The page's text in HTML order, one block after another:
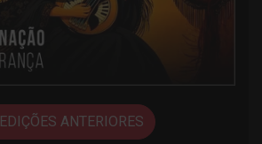
EDIÇÕES ANTERIORES